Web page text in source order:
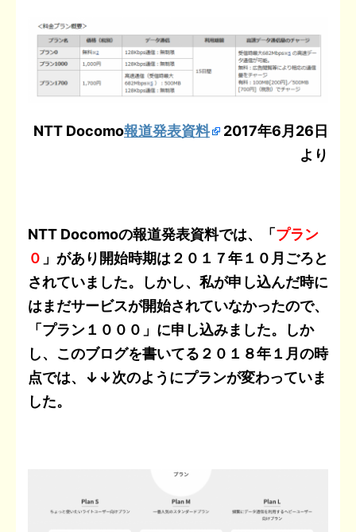
NTT Docomo報道発表資料
2017年6月26日
より
NTT Docomoの報道発表資料では、「 プラン
０ 」があり開始時期は２０１７年１０月ごろと
されていました。しかし、私が申し込んだ時に
はまだサービスが開始されていなかったので、
「プラン１０００」に申し込みました。しか
し、このブログを書いてる２０１８年１月の時
点では、↓↓次のようにプランが変わっていま
した。